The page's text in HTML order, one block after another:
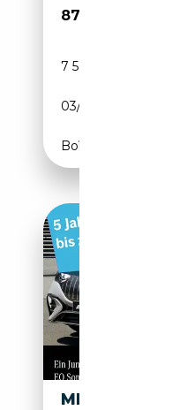
87 770€
7 500 km
03/2024
Boîte automatique
MERCEDES-